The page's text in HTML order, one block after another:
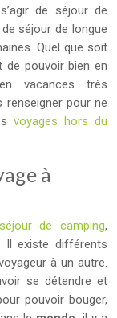
de séjour de
séjour de longue
Quel que soit
de pouvoir bien en
vacances très
renseigner pour ne
voyages hors du
à
séjour de camping,
Il existe différents
à un autre.
se détendre et
pouvoir bouger,